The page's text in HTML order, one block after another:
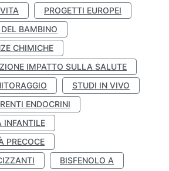
PROGETTI EUROPEI
BAMBINO
CHIMICHE
IMPATTO SULLA SALUTE
STUDI IN VIVO
ENDOCRINI
INFANTILE
PRECOCE
BISFENOLO A